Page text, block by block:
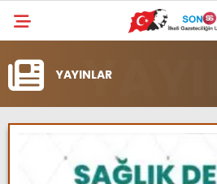
YAYINLAR